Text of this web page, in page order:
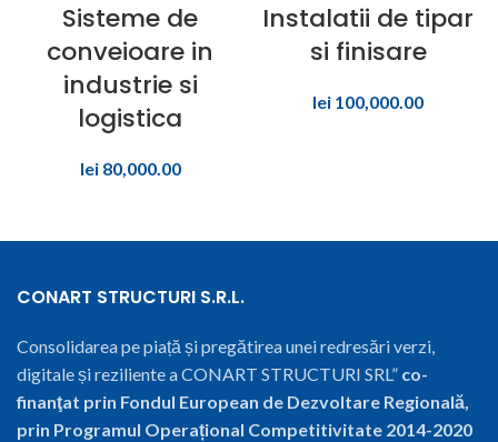
Sisteme de
conveioare in
industrie si
logistica
lei80,000.00
Instalatii de tipar
si finisare
lei 100,000.00
CONART STRUCTURI S.R.L.
Consolidarea pe piață și pregătirea unei redresări verzi,
digitale și reziliente a CONART STRUCTURI SRL” co-
finanţat prin Fondul European de Dezvoltare Regională,
prin Programul Operațional Competitivitate 2014-2020